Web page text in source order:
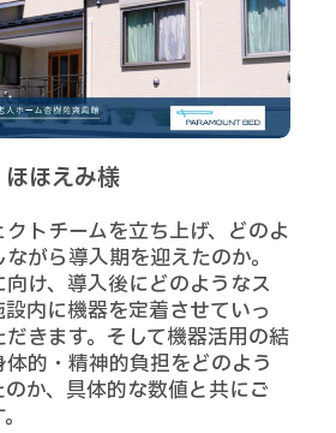
ほえみ様
トチームを立ち上げ、どのよ
がら導入期を迎えたのか。
け、導入後にどのようなス
内に機器を定着させていっ
きます。そして機器活用の結
的・精神的負担をどのよう
か、具体的な数値と共にご